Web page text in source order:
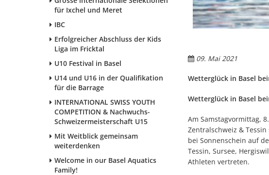
für Ixchel und Meret
IBC
Erfolgreicher Abschluss der Kids
Liga im Fricktal
U10 Festival in Basel
U14 und U16 in der Qualifikation
für die Barrage
INTERNATIONAL SWISS YOUTH
COMPETITION & Nachwuchs-
Schweizermeisterschaft U15
Mit Weitblick gemeinsam
weiterdenken
Welcome in our Basel Aquatics
Family!
09. Mai 2021
Wetterglück in Basel
Wetterglück in Basel
Am Samstagvormittag,
Zentralschweiz &
bei Sonnenschein auf
Tessin, Sursee,
Athleten vertreten.